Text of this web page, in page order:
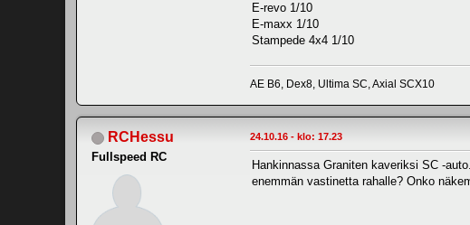
E-revo 1/10
E-maxx 1/10
Stampede 4x4 1/10
AE B6, Dex8, Ultima SC, Axial SCX10
RCHessu
Fullspeed RC
24.10.16 - klo: 17.23
Hankinnassa Graniten kaveriksi SC -
enemmän vastinetta rahalle? Onko